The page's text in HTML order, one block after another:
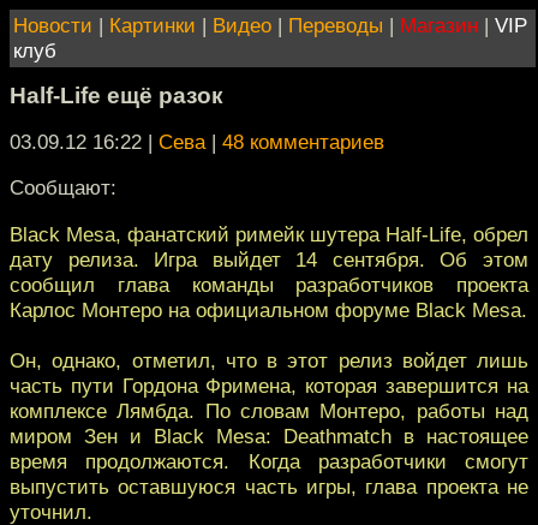
Новости | Картинки | Видео | Переводы | Магазин | VIP
клуб
Half-Life ещё разок
03.09.12 16:22 | Сева| 48 комментариев
Сообщают:
Black Mesa, фанатский римейк шутера Half-Life, обрел
дату релиза. Игра выйдет 14 сентября. Об этом
сообщил глава команды разработчиков проекта
Карлос Монтеро на официальном форуме Black Mesa.
Он, однако, отметил, что в этот релиз войдет лишь
часть пути Гордона Фримена, которая завершится на
комплексе Лямбда. По словам Монтеро, работы над
миром Зен и Black Mesa: Deathmatch в настоящее
время продолжаются. Когда разработчики смогут
выпустить оставшуюся часть игры, глава проекта не
уточнил.